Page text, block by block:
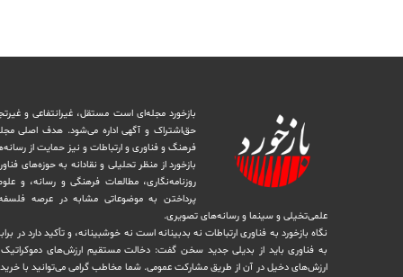
بازخورد مجله‌ای است مستقل، غیرانتفاعی و
حق‌اشتراک و آگهی اداره می‌شود. ‏هدف اصلی
فرهنگ و فناوری و ارتباطات و نیز حمایت از
بازخورد از منظر تحلیلی و نقادانه به حوزه‌های
روزنامه‌نگاری، ‏مطالعات فرهنگی و رسانه، و علوم
پرداختن به موضوعاتی مشابه در عرصه
علمی‌تخیلی و سینما و رسانه‌های تصویری.
نگاه بازخورد به فناوری ارتباطات نه بدبینانه است نه خوشبینانه، و تأکید دارد ‏در
به فناوری باید از بدیلی جدید سخن گفت: دخالت مستقیم ارزش‌های دموکراتیک
ارزش‌های دخيل در آن از طریق مشاركت عمومی. شما مخاطب گرامی می‌توانید با